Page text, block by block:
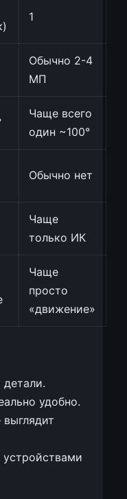
1
Обычно 2-4
МП
Чаще всего
один ~100°
Обычно нет
Чаще
только ИК
Чаще
просто
«движение»
удобно.